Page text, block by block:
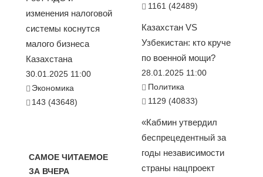
изменения налоговой
системы коснутся
малого бизнеса
Казахстана
30.01.2025 11:00
Экономика
143 (43648)
САМОЕ ЧИТАЕМОЕ
ЗА ВЧЕРА
1161 (42489)
Казахстан VS
Узбекистан: кто круче
по военной мощи?
28.01.2025 11:00
Политика
1129 (40833)
«Кабмин утвердил
беспрецедентный за
годы независимости
страны нацпроект